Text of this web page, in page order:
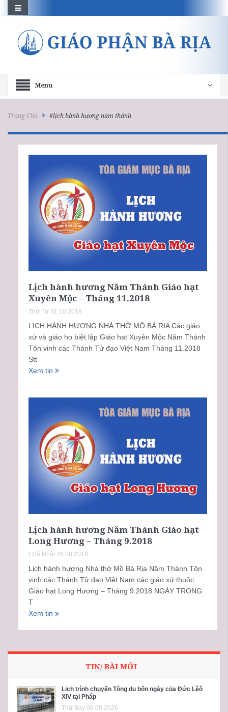
Menu
Trang Chủ #lịch hành hương năm thánh
Lịch hành hương Năm Thánh Giáo hạt
Xuyên Mộc – Tháng 11.2018
Thứ Tư 31.10.2018
LỊCH HÀNH HƯƠNG NHÀ THỜ MỒ BÀ RỊA Các giáo
xứ và giáo họ biệt lập Giáo hạt Xuyên Mộc Năm Thánh
Tôn vinh các Thánh Tử đạo Việt Nam Tháng 11.2018
Stt
Xem tin
Lịch hành hương Năm Thánh Giáo hạt
Long Hương – Tháng 9.2018
Chủ Nhật 26.08.2018
Lịch hành hương Nhà thờ Mồ Bà Rịa Năm Thánh Tôn
vinh các Thánh Tử đạo Việt Nam các giáo xứ thuộc
Giáo hạt Long Hương – Tháng 9.2018 NGÀY TRONG
T
Xem tin
TIN/ BÀI MỚI
Lịch trình chuyến Tông du bốn ngày của Đức Lêô
XIV tại Pháp
Thứ Bảy 08.08.2026